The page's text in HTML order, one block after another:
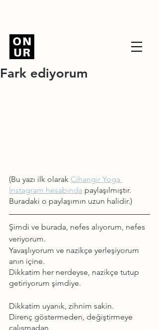
Fark ediyorum
(Bu yazı ilk olarak Cihangir Yoga
Instagram hesabında paylaşılmıştır.
Buradaki o paylaşımın uzun halidir.)
Şimdi ve burada, nefes alıyorum, nefes
veriyorum.
Yavaşlıyorum ve nazikçe yerleşiyorum
anın içine.
Dikkatim her nerdeyse, nazikçe tutup
getiriyorum şimdiye.
Dikkatim uyanık, zihnim sakin.
Direnç göstermeden, değiştirmeye
çalışmadan,